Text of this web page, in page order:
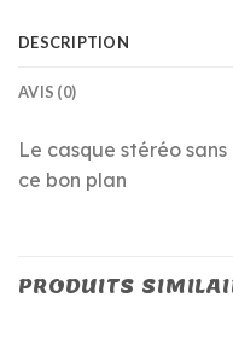
DESCRIPTION
AVIS (0)
Le casque stéréo
ce bon plan
PRODUITS